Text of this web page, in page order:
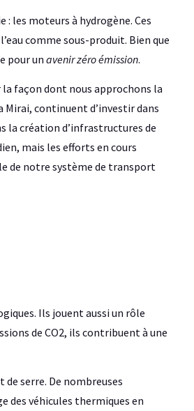
les moteurs à hydrogène. Ces
comme sous-produit. Bien que
pour un avenir zéro émission.
façon dont nous approchons la
continuent d’investir dans
la création d’infrastructures de
mais les efforts en cours
de notre système de transport
Ils jouent aussi un rôle
de CO2, ils contribuent à une
serre. De nombreuses
des véhicules thermiques en